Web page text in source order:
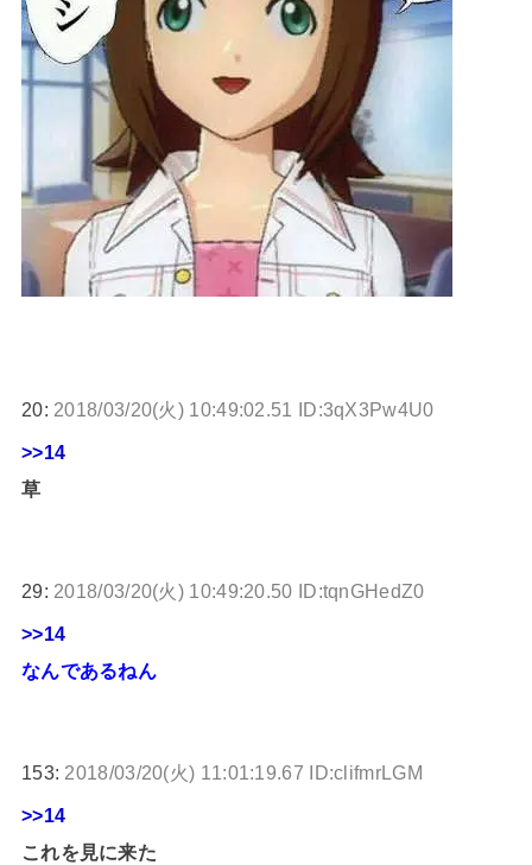
20: 2018/03/20(火) 10:49:02.51 ID:3qX3Pw4U0
>>14
草
29: 2018/03/20(火) 10:49:20.50 ID:tqnGHedZ0
>>14
なんであるねん
153: 2018/03/20(火) 11:01:19.67 ID:clifmrLGM
>>14
これを見に来た